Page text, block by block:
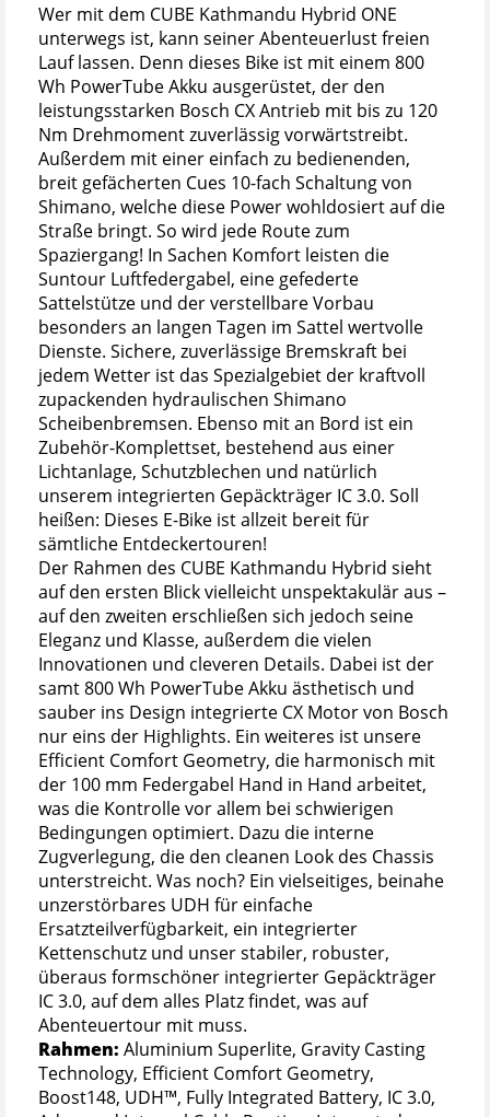
Wer mit dem CUBE Kathmandu Hybrid ONE
unterwegs ist, kann seiner Abenteuerlust freien
Lauf lassen. Denn dieses Bike ist mit einem 800
Wh PowerTube Akku ausgerüstet, der den
leistungsstarken Bosch CX Antrieb mit bis zu 120
Nm Drehmoment zuverlässig vorwärtstreibt.
Außerdem mit einer einfach zu bedienenden,
breit gefächerten Cues 10-fach Schaltung von
Shimano, welche diese Power wohldosiert auf die
Straße bringt. So wird jede Route zum
Spaziergang! In Sachen Komfort leisten die
Suntour Luftfedergabel, eine gefederte
Sattelstütze und der verstellbare Vorbau
besonders an langen Tagen im Sattel wertvolle
Dienste. Sichere, zuverlässige Bremskraft bei
jedem Wetter ist das Spezialgebiet der kraftvoll
zupackenden hydraulischen Shimano
Scheibenbremsen. Ebenso mit an Bord ist ein
Zubehör-Komplettset, bestehend aus einer
Lichtanlage, Schutzblechen und natürlich
unserem integrierten Gepäckträger IC 3.0. Soll
heißen: Dieses E-Bike ist allzeit bereit für
sämtliche Entdeckertouren!
Der Rahmen des CUBE Kathmandu Hybrid sieht
auf den ersten Blick vielleicht unspektakulär aus –
auf den zweiten erschließen sich jedoch seine
Eleganz und Klasse, außerdem die vielen
Innovationen und cleveren Details. Dabei ist der
samt 800 Wh PowerTube Akku ästhetisch und
sauber ins Design integrierte CX Motor von Bosch
nur eins der Highlights. Ein weiteres ist unsere
Efficient Comfort Geometry, die harmonisch mit
der 100 mm Federgabel Hand in Hand arbeitet,
was die Kontrolle vor allem bei schwierigen
Bedingungen optimiert. Dazu die interne
Zugverlegung, die den cleanen Look des Chassis
unterstreicht. Was noch? Ein vielseitiges, beinahe
unzerstörbares UDH für einfache
Ersatzteilverfügbarkeit, ein integrierter
Kettenschutz und unser stabiler, robuster,
überaus formschöner integrierter Gepäckträger
IC 3.0, auf dem alles Platz findet, was auf
Abenteuertour mit muss.
Rahmen: Aluminium Superlite, Gravity Casting
Technology, Efficient Comfort Geometry,
Boost148, UDH™, Fully Integrated Battery, IC 3.0,